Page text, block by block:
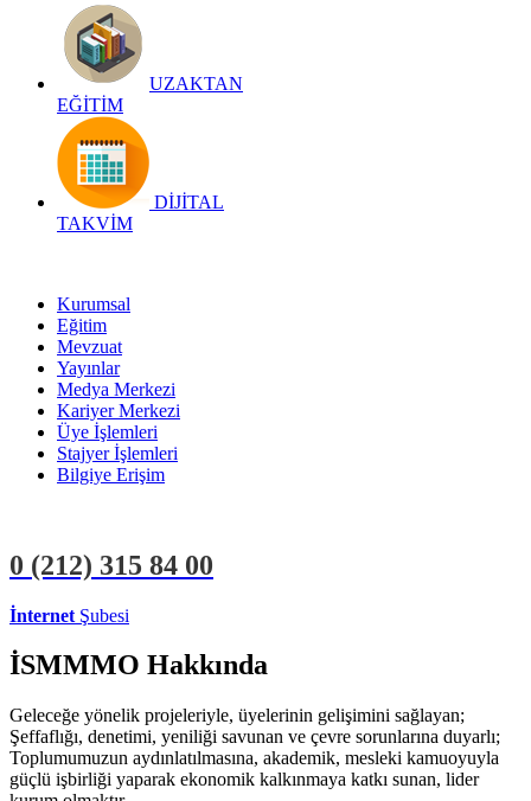
UZAKTAN
EĞİTİM
DİJİTAL
TAKVİM
Kurumsal
Eğitim
Mevzuat
Yayınlar
Medya Merkezi
Kariyer Merkezi
Üye İşlemleri
Stajyer İşlemleri
Bilgiye Erişim
0 (212) 315 84 00
İnternet Şubesi
İSMMMO Hakkında
Geleceğe yönelik projeleriyle, üyelerinin gelişimini sağlayan;
Şeffaflığı, denetimi, yeniliği savunan ve çevre sorunlarına duyarlı;
Toplumumuzun aydınlatılmasına, akademik, mesleki kamuoyuyla
güçlü işbirliği yaparak ekonomik kalkınmaya katkı sunan, lider